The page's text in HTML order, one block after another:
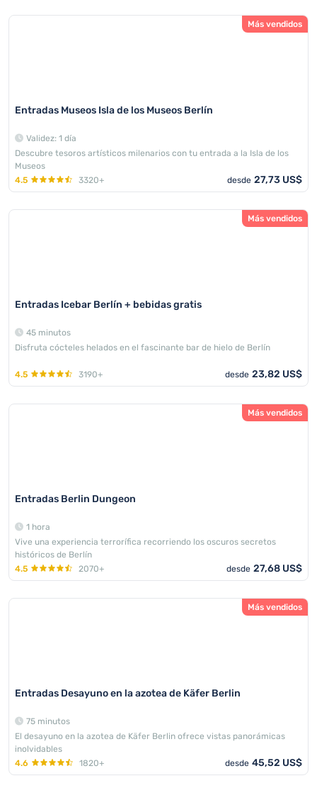
Más vendidos
Entradas Museos Isla de los Museos Berlín
Validez: 1 día
Descubre tesoros artísticos milenarios con tu entrada a la Isla de los
Museos
4.5
3320+ desde 27,73 US$
Más vendidos
Entradas Icebar Berlín + bebidas gratis
45 minutos
Disfruta cócteles helados en el fascinante bar de hielo de Berlín
4.5 3190+ desde 23,82 US$
Más vendidos
Entradas Berlin Dungeon
1 hora
Vive una experiencia terrorífica recorriendo los oscuros secretos
históricos de Berlín
4.5
2070+ desde 27,68 US$
Más vendidos
Entradas Desayuno en la azotea de Käfer Berlin
75 minutos
El desayuno en la azotea de Käfer Berlin ofrece vistas panorámicas
inolvidables
4.6
1820+ desde 45,52 US$